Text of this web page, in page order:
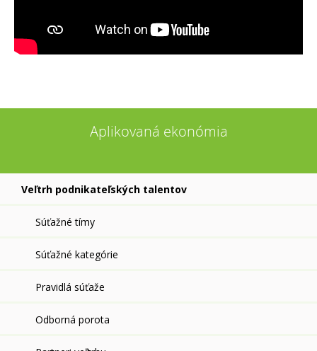
Aplikovaná ekonómia
Veľtrh podnikateľských talentov
Súťažné tímy
Súťažné kategórie
Pravidlá súťaže
Odborná porota